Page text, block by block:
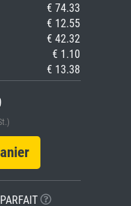
€ 74.33
€ 12.55
€ 42.32
€ 1.10
€ 13.38